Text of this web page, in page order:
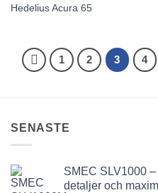
Hedelius Acura 65
1 2 3 4
SENASTE
SMEC SLV1000
detaljer och